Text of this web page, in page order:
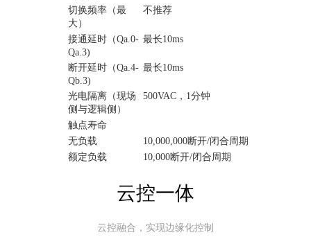
切换频率（最
大）
不推荐
接通延时（Qa.0-
Qa.3)
最长10ms
断开延时（Qa.4-
Qb.3)
最长10ms
光电隔离（现场
侧与逻辑侧）
500VAC，1分钟
触点寿命
无负载
10,000,000断开/闭合周期
额定负载
10,000断开/闭合周期
云控一体
云控融合，实现边缘化控制